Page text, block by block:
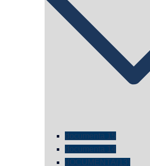
documenta 15
documenta 14
dOCUMENTA(13)